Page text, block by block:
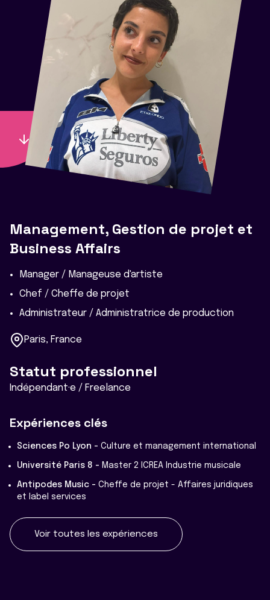
Management, Gestion de projet et
Business Affairs
Manager / Manageuse d'artiste
Chef / Cheffe de projet
Administrateur / Administratrice de production
Paris, France
Statut professionnel
Indépendant·e / Freelance
Expériences clés
Sciences Po Lyon - Culture et management international
Université Paris 8 - Master 2 ICREA Industrie musicale
Antipodes Music - Cheffe de projet - Affaires juridiques
et label services
Voir toutes les expériences